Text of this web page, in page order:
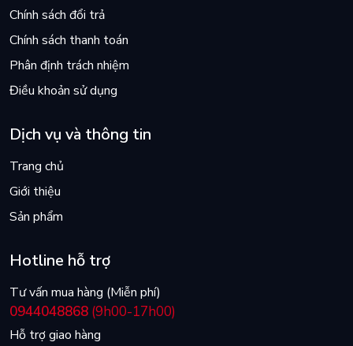
Chính sách đổi trả
Chính sách thanh toán
Phân định trách nhiệm
Điều khoản sử dụng
Dịch vụ và thông tin
Trang chủ
Giới thiệu
Sản phẩm
Hotline hỗ trợ
Tư vấn mua hàng (Miễn phí)
0944048868 (9h00-17h00)
Hỗ trợ giao hàng